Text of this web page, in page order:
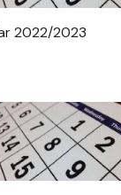
2022/2023